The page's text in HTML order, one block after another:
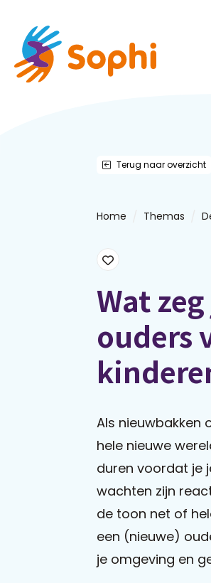
Terug naar overzicht
Home Themas
Wat
ouders
Als nieuwbakken
hele nieuwe
duren voordat je
wachten zijn
de toon net of
een (nieuwe)
je omgeving en